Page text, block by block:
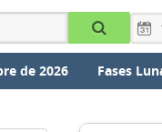
de 2026 Fases